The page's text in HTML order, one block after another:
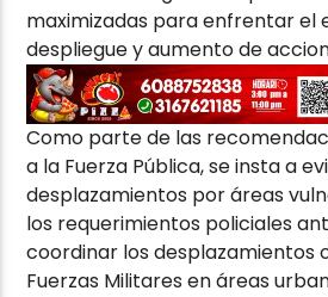
maximizadas para enfrentar el
despliegue y aumento de
Como parte de las
a la Fuerza Pública, se insta a
desplazamientos por áreas
los requerimientos policiales
coordinar los desplazamientos
Fuerzas Militares en áreas